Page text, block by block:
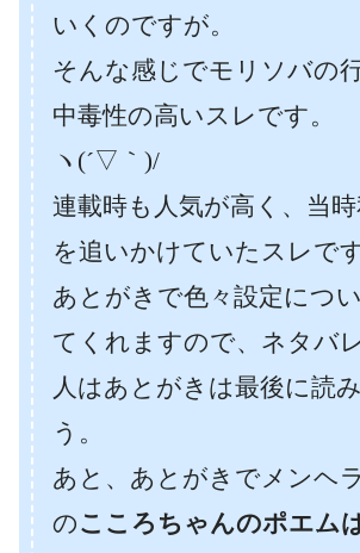
いくのですが。
そんな感じでモリソバの
中毒性の高いスレです。
ヽ(´▽｀)/
連載時も人気が高く、当
を追いかけていたスレです
あとがきで色々設定につ
てくれますので、ネタバ
人はあとがきは最後に読
う。
あと、あとがきでメンヘ
のこころちゃんのポエム